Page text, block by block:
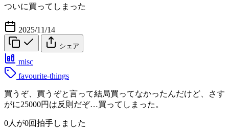
ついに買ってしまった
2025/11/14
シェア
misc
favourite-things
買うぞ、買うぞと言って結局買ってなかったんだけど、さす
がに25000円は反則だぞ…買ってしまった。
0人が0回拍手しました